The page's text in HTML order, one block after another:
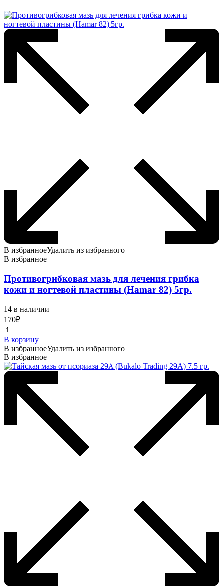
В избранноеУдалить из избранного
В избранное
Противогрибковая мазь для лечения грибка
кожи и ногтевой пластины (Hamar 82) 5гр.
14 в наличии
170₽
В корзину
В избранноеУдалить из избранного
В избранное